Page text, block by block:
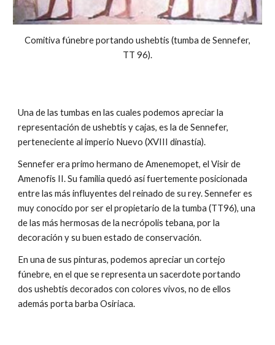
Comitiva fúnebre portando ushebtis (tumba de Sennefer,
TT 96).
Una de las tumbas en las cuales podemos apreciar la
representación de ushebtis y cajas, es la de Sennefer,
perteneciente al imperio Nuevo (XVIII dinastía).
Sennefer era primo hermano de Amenemopet, el Visir de
Amenofis II. Su familia quedó así fuertemente posicionada
entre las más influyentes del reinado de su rey. Sennefer es
muy conocido por ser el propietario de la tumba (TT96), una
de las más hermosas de la necrópolis tebana, por la
decoración y su buen estado de conservación.
En una de sus pinturas, podemos apreciar un cortejo
fúnebre, en el que se representa un sacerdote portando
dos ushebtis decorados con colores vivos, no de ellos
además porta barba Osiriaca.